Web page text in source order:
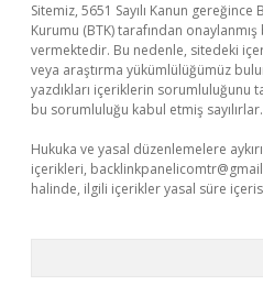
Sitemiz, 5651 Sayılı Kanun
Kurumu (BTK) tarafından
vermektedir. Bu nedenle, sitedeki
veya araştırma yükümlülüğümüz
yazdıkları içeriklerin sorumluluğunu
bu sorumluluğu kabul etmiş sayılırlar.
Hukuka ve yasal düzenlemelere
içerikleri,
halinde, ilgili içerikler yasal süre